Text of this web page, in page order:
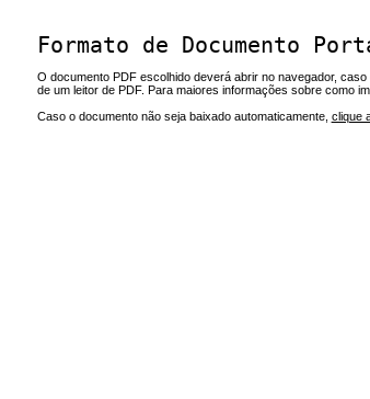
Formato de Documento
O documento PDF escolhido deverá abrir no navegador,
de um leitor de PDF. Para maiores informações sobre como
Caso o documento não seja baixado automaticamente, clique